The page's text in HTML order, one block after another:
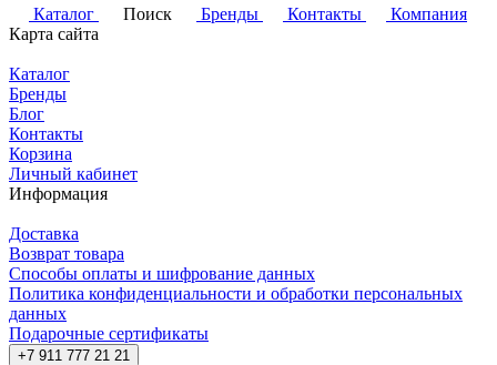
Каталог
Поиск Бренды Контакты
Компания
Карта сайта
Каталог
Бренды
Блог
Контакты
Корзина
Личный кабинет
Информация
Доставка
Возврат товара
Способы оплаты и шифрование данных
Политика конфиденциальности и обработки персональных
данных
Подарочные сертификаты
+7 911 777 21 21